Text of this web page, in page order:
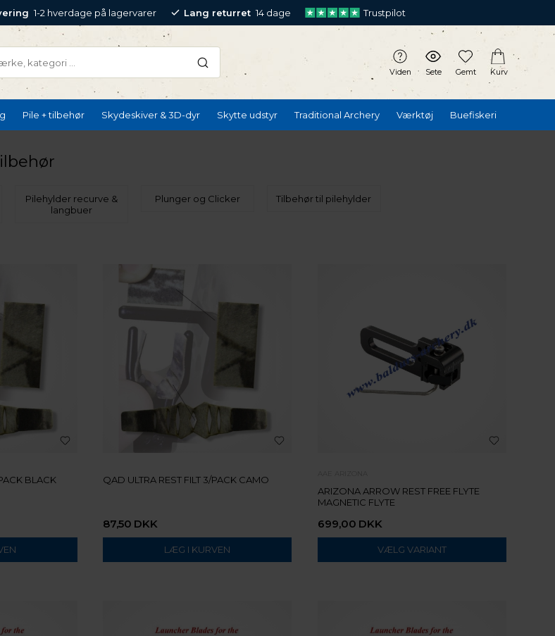
1-2 hverdage på lagervarer Lang returret 14 dage Trustpilot
Viden Sete Gemt Kurv
Pile + tilbehør Skydeskiver & 3D-dyr Skytte udstyr Traditional Archery Værktøj Buefiskeri
Pilehylder recurve &
langbuer
Plunger og Clicker Tilbehør til pilehylder
BLACK QAD ULTRA REST FILT 3/PACK CAMO
87,50 DKK
ARIZONA ARROW REST FREE FLYTE
MAGNETIC FLYTE
699,00 DKK
VÆLG VARIANT